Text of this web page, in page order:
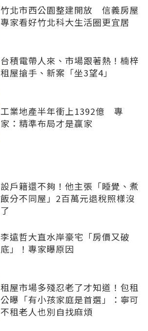
竹北市西公園整建開放 信義房屋
專家看好竹北科大生活圈更宜居
台積電帶人來、市場跟著熱！楠梓
租屋搶手、新案「坐3望4」
工業地產半年衝上1392億 專
家：精準布局才是贏家
設戶籍還不夠！他主張「睡覺、煮
飯分不同屋」2百萬元退稅照樣沒
了
李遠哲大直水岸豪宅「房價又破
底」！專家曝原因
租屋市場多殘忍老了才知道！包租
公曝「有小孩家庭是首選」：寧可
不租老人也別自找麻煩